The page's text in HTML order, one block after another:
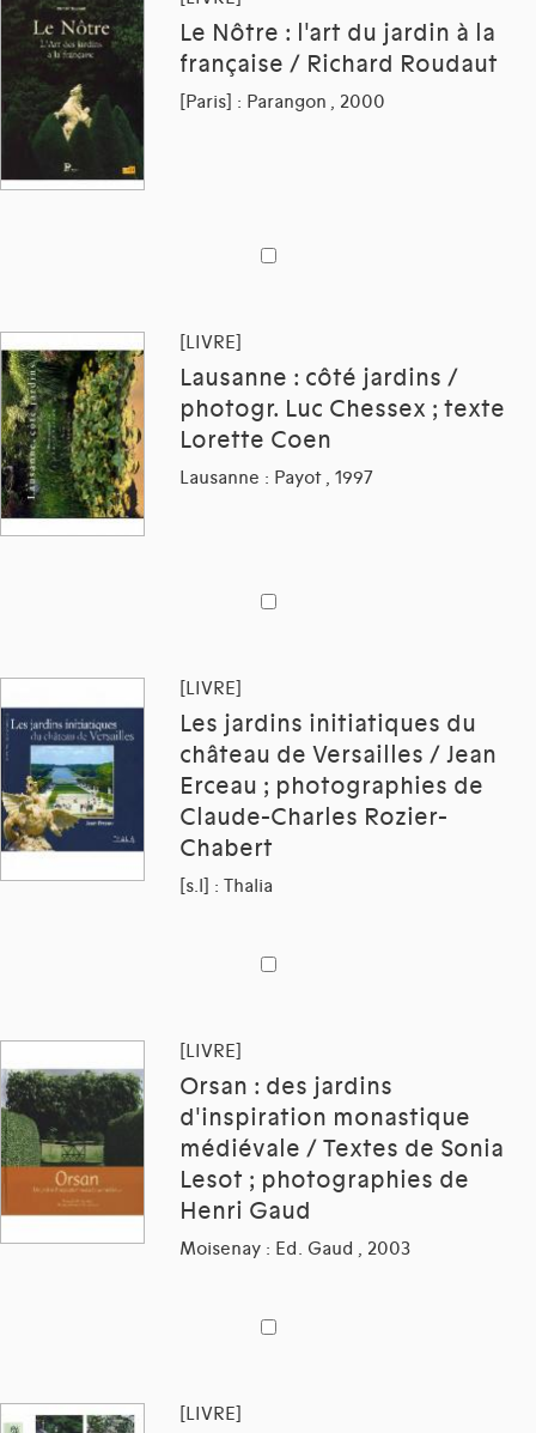
Le Nôtre : l'art du jardin à la
française / Richard Roudaut
[Paris] : Parangon , 2000
[LIVRE]
Lausanne : côté jardins /
photogr. Luc Chessex ; texte
Lorette Coen
Lausanne : Payot , 1997
[LIVRE]
Les jardins initiatiques du
château de Versailles / Jean
Erceau ; photographies de
Claude-Charles Rozier-
Chabert
[s.l] : Thalia
[LIVRE]
Orsan : des jardins
d'inspiration monastique
médiévale / Textes de Sonia
Lesot ; photographies de
Henri Gaud
Moisenay : Ed. Gaud , 2003
[LIVRE]